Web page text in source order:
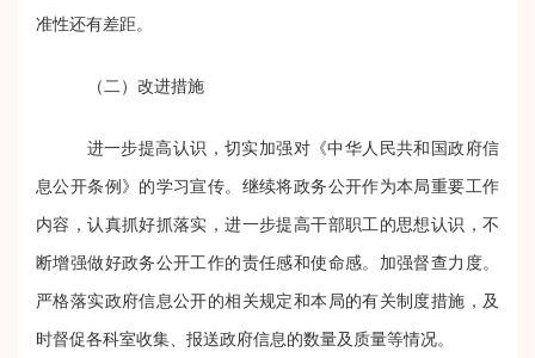
准性还有差距。
（二）改进措施
进一步提高认识，切实加强对《中华人民共和国政府信
息公开条例》的学习宣传。继续将政务公开作为本局重要工作
内容，认真抓好抓落实，进一步提高干部职工的思想认识，不
断增强做好政务公开工作的责任感和使命感。加强督查力度。
严格落实政府信息公开的相关规定和本局的有关制度措施，及
时督促各科室收集、报送政府信息的数量及质量等情况。